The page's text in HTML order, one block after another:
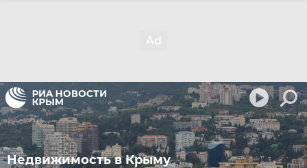
Недвижимость в Крыму